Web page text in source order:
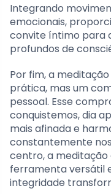
Integrando
emocionais,
convite íntimo para
profundos de
Por fim, a
prática, mas um
pessoal. Esse
conquistemos, dia
mais afinada e
constantemente
centro, a
ferramenta versátil
integridade